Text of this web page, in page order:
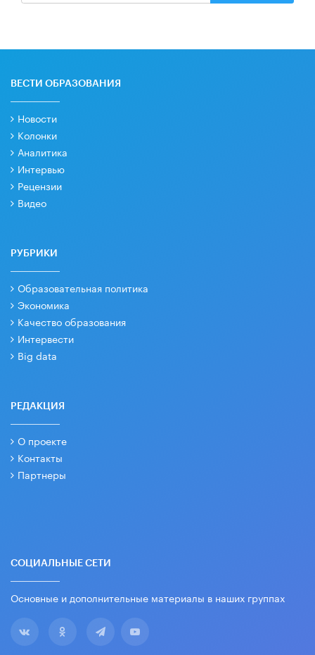
ВЕСТИ ОБРАЗОВАНИЯ
Новости
Колонки
Аналитика
Интервью
Рецензии
Видео
РУБРИКИ
Образовательная политика
Экономика
Качество образования
Интервести
Big data
РЕДАКЦИЯ
О проекте
Контакты
Партнеры
СОЦИАЛЬНЫЕ СЕТИ
Основные и дополнительные материалы в наших группах